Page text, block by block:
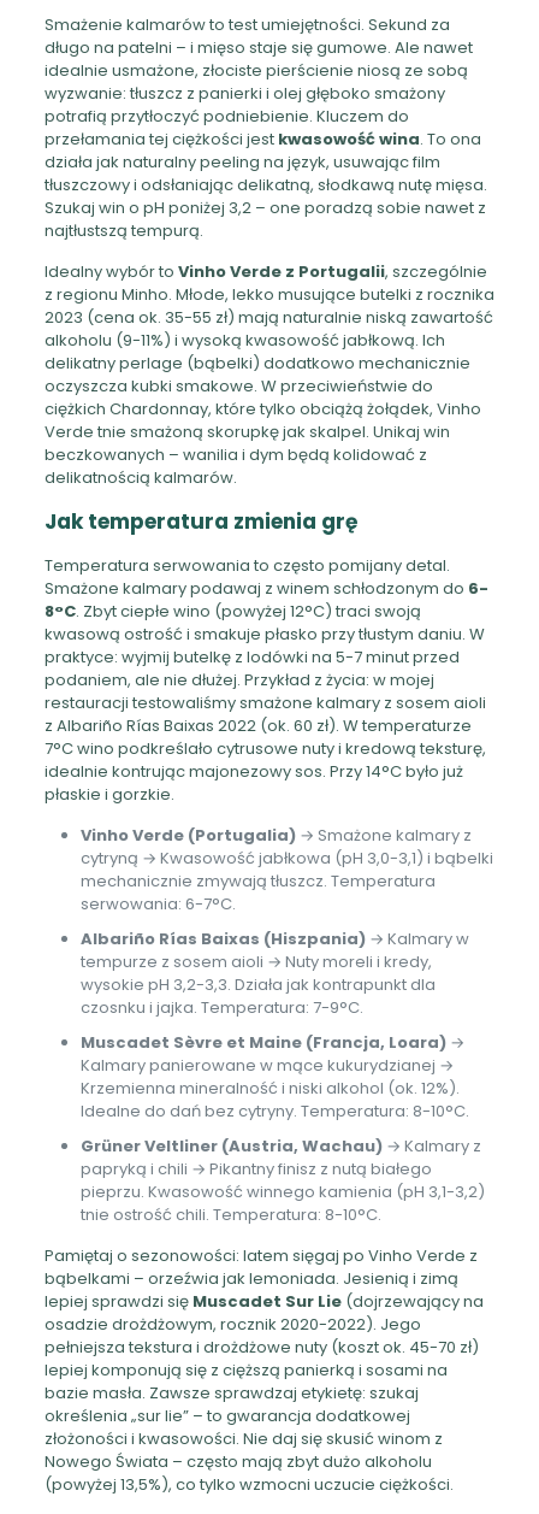
Smażenie kalmarów to test umiejętności. Sekund za
długo na patelni – i mięso staje się gumowe. Ale nawet
idealnie usmażone, złociste pierścienie niosą ze sobą
wyzwanie: tłuszcz z panierki i olej głęboko smażony
potrafią przytłoczyć podniebienie. Kluczem do
przełamania tej ciężkości jest kwasowość wina. To ona
działa jak naturalny peeling na język, usuwając film
tłuszczowy i odsłaniając delikatną, słodkawą nutę mięsa.
Szukaj win o pH poniżej 3,2 – one poradzą sobie nawet z
najtłustszą tempurą.
Idealny wybór to Vinho Verde z Portugalii, szczególnie
z regionu Minho. Młode, lekko musujące butelki z rocznika
2023 (cena ok. 35-55 zł) mają naturalnie niską zawartość
alkoholu (9-11%) i wysoką kwasowość jabłkową. Ich
delikatny perlage (bąbelki) dodatkowo mechanicznie
oczyszcza kubki smakowe. W przeciwieństwie do
ciężkich Chardonnay, które tylko obciążą żołądek, Vinho
Verde tnie smażoną skorupkę jak skalpel. Unikaj win
beczkowanych – wanilia i dym będą kolidować z
delikatnością kalmarów.
Jak temperatura zmienia grę
Temperatura serwowania to często pomijany detal.
Smażone kalmary podawaj z winem schłodzonym do 6-
8°C. Zbyt ciepłe wino (powyżej 12°C) traci swoją
kwasową ostrość i smakuje płasko przy tłustym daniu. W
praktyce: wyjmij butelkę z lodówki na 5-7 minut przed
podaniem, ale nie dłużej. Przykład z życia: w mojej
restauracji testowaliśmy smażone kalmary z sosem aioli
z Albariño Rías Baixas 2022 (ok. 60 zł). W temperaturze
7°C wino podkreślało cytrusowe nuty i kredową teksturę,
idealnie kontrując majonezowy sos. Przy 14°C było już
płaskie i gorzkie.
Vinho Verde (Portugalia)→ Smażone kalmary z
cytryną → Kwasowość jabłkowa (pH 3,0-3,1) i bąbelki
mechanicznie zmywają tłuszcz. Temperatura
serwowania: 6-7°C.
Albariño Rías Baixas (Hiszpania)→ Kalmary w
tempurze z sosem aioli → Nuty moreli i kredy,
wysokie pH 3,2-3,3. Działa jak kontrapunkt dla
czosnku i jajka. Temperatura: 7-9°C.
Muscadet Sèvre et Maine (Francja, Loara)→
Kalmary panierowane w mące kukurydzianej →
Krzemienna mineralność i niski alkohol (ok. 12%).
Idealne do dań bez cytryny. Temperatura: 8-10°C.
Grüner Veltliner (Austria, Wachau)→ Kalmary z
papryką i chili → Pikantny finisz z nutą białego
pieprzu. Kwasowość winnego kamienia (pH 3,1-3,2)
tnie ostrość chili. Temperatura: 8-10°C.
Pamiętaj o sezonowości: latem sięgaj po Vinho Verde z
bąbelkami – orzeźwia jak lemoniada. Jesienią i zimą
lepiej sprawdzi się Muscadet Sur Lie(dojrzewający na
osadzie drożdżowym, rocznik 2020-2022). Jego
pełniejsza tekstura i drożdżowe nuty (koszt ok. 45-70 zł)
lepiej komponują się z cięższą panierką i sosami na
bazie masła. Zawsze sprawdzaj etykietę: szukaj
określenia „sur lie” – to gwarancja dodatkowej
złożoności i kwasowości. Nie daj się skusić winom z
Nowego Świata – często mają zbyt dużo alkoholu
(powyżej 13,5%), co tylko wzmocni uczucie ciężkości.